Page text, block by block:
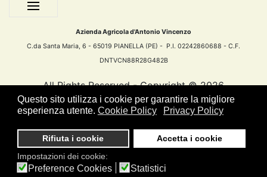
Questo sito utilizza i cookie per garantire la migliore
esperienza utente. Cookie Policy Privacy Policy
Rifiuta i cookie
Accetta i cookie
Impostazioni dei cookie:
Preference Cookies Statistici
Azienda Agricola d'Antonio Vincenzo
C.da Santa Maria, 6 - 65019 PIANELLA (PE) - P.I. 02242860688 - C.F.
DNTVCN88R28G482B
All Rights Reserved - Copyright ©2026
ENGINEERING BY